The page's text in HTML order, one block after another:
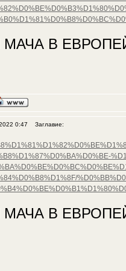
В
0:47 Заглавие:
В